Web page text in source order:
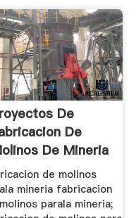
De
De
De Mineria
de molinos
mineria fabricacion
parala mineria;